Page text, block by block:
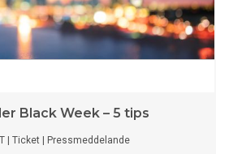
Black Week – 5 tips
Ticket Pressmeddelande